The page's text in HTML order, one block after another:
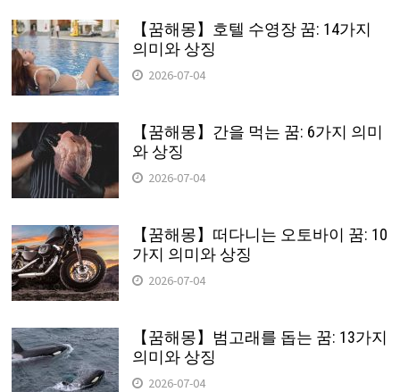
【꿈해몽】호텔 수영장 꿈: 14가지
의미와 상징
2026-07-04
【꿈해몽】간을 먹는 꿈: 6가지 의미
와 상징
2026-07-04
【꿈해몽】떠다니는 오토바이 꿈: 10
가지 의미와 상징
2026-07-04
【꿈해몽】범고래를 돕는 꿈: 13가지
의미와 상징
2026-07-04